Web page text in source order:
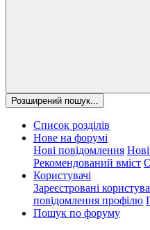
Розширений пошук...
Список розділів
Нове на форумі
Нові повідомлення
Рекомендований вміст
Користувачі
Зареєстровані
повідомлення профілю
Пошук по форуму